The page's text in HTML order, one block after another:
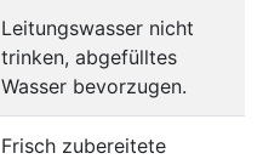
Leitungswasser nicht
trinken, abgefülltes
Wasser bevorzugen.
Frisch zubereitete